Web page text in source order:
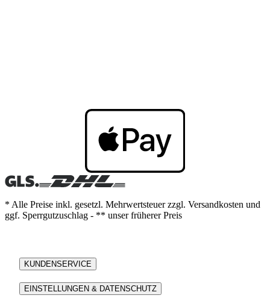
* Alle Preise inkl. gesetzl. Mehrwertsteuer zzgl. Versandkosten und
ggf. Sperrgutzuschlag - ** unser früherer Preis
KUNDENSERVICE
EINSTELLUNGEN & DATENSCHUTZ